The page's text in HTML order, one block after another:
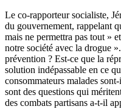
Le co-rapporteur socialiste,
du gouvernement, rappelant
mais ne permettra pas tout »
notre société avec la drogue
prévention ? Est-ce que la
solution indépassable en ce
consommateurs malades
sont des questions qui
des combats partisans a-t-il